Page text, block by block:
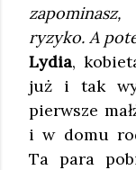
ryzyko. A
Lydia,
już i tak
pierwsze
i w domu
Ta para